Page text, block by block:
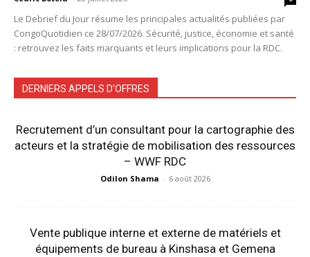
Le Debrief du Jour résume les principales actualités publiées par
CongoQuotidien ce 28/07/2026. Sécurité, justice, économie et santé
: retrouvez les faits marquants et leurs implications pour la RDC.
DERNIERS APPELS D'OFFRES
Recrutement d’un consultant pour la cartographie des
acteurs et la stratégie de mobilisation des ressources
– WWF RDC
Odilon Shama - 6 août 2026
Vente publique interne et externe de matériels et
équipements de bureau à Kinshasa et Gemena